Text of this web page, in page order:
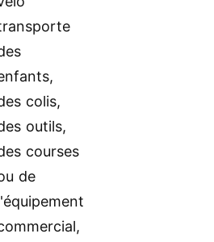
colis,
outils,
courses
de